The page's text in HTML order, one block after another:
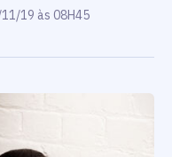
19 às 08H45